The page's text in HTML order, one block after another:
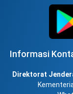
Informasi
Direktorat